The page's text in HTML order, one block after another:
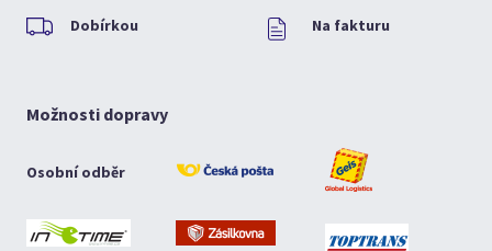
Dobírkou Na fakturu
Možnosti dopravy
Osobní odběr